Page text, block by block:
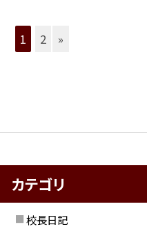
1 2 »
カテゴリ
校長日記